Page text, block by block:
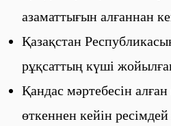
азаматтығын алғаннан
Қазақстан
рұқсаттың күші
Қандас мәртебесін
өткеннен кейін